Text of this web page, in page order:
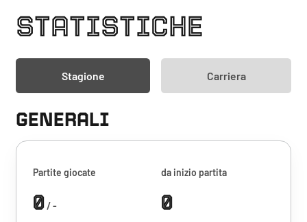
STATISTICHE
Stagione Carriera
GENERALI
Partite giocate
0/ -
da inizio partita
0